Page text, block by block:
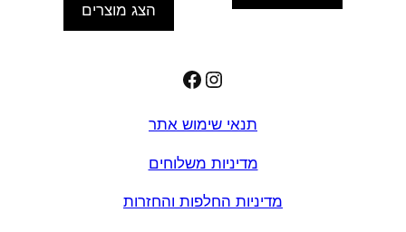
הצג מוצרים
Instagram
Facebook
תנאי שימוש אתר
מדיניות משלוחים
מדיניות החלפות והחזרות